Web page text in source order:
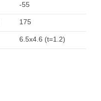
-55
175
6.5x4.6 (t=1.2)